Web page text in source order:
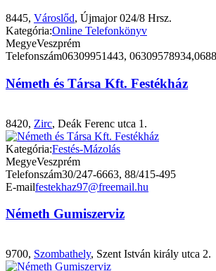
8445, Városlőd, Újmajor 024/8 Hrsz.
Kategória:Online Telefonkönyv
MegyeVeszprém
Telefonszám06309951443,
Németh és Társa Kft. Festékház
8420, Zirc, Deák Ferenc utca 1.
Kategória:Festés-Mázolás
MegyeVeszprém
Telefonszám30/247-6663, 88/415-495
E-mailfestekhaz97@freemail.hu
Németh Gumiszerviz
9700, Szombathely, Szent István király utca 2.